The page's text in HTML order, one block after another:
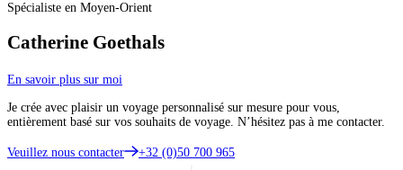
Spécialiste en Moyen-Orient
Catherine Goethals
En savoir plus sur moi
Je crée avec plaisir un voyage personnalisé sur mesure pour vous,
entièrement basé sur vos souhaits de voyage. N’hésitez pas à me contacter.
Veuillez nous contacter +32 (0)50 700 965